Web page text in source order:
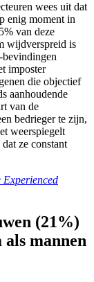
wees uit dat
enig moment in
van deze
wijdverspreid is
imposter
die objectief
aanhoudende
van de
bedrieger te zijn,
weerspiegelt
ze constant
(21%)
mannen